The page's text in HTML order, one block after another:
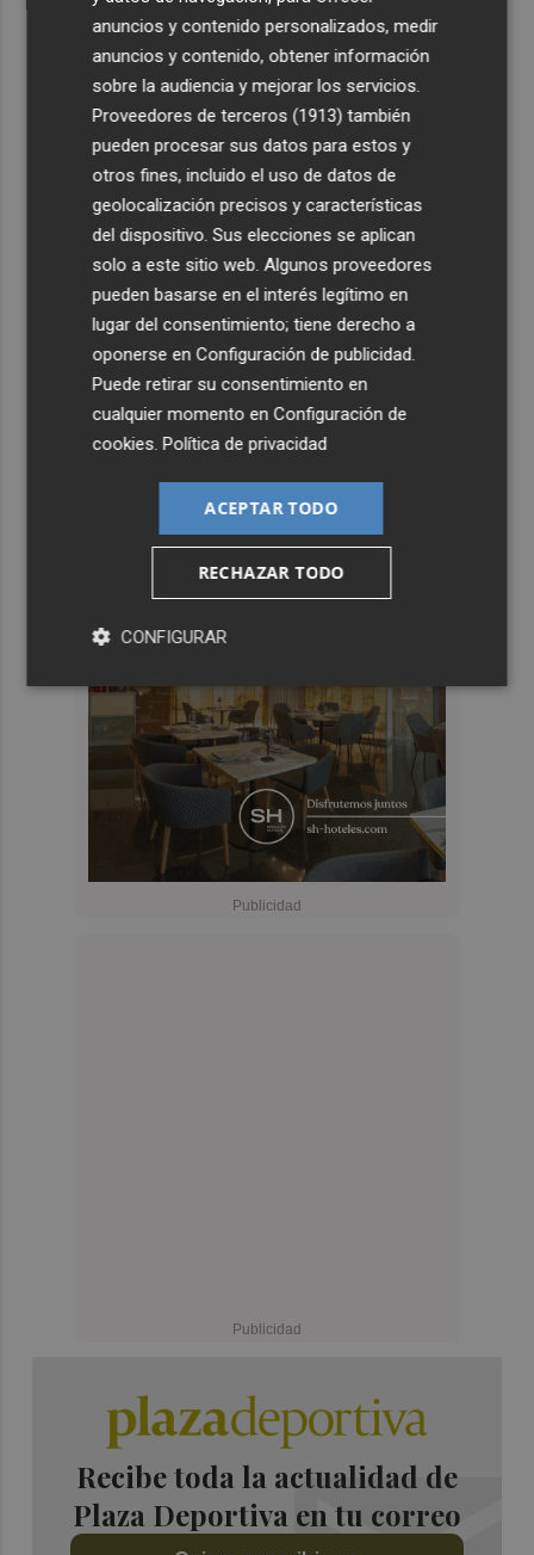
Recibe toda la actualidad de
Plaza Deportiva en tu correo
anuncios y contenido personalizados, medir
anuncios y contenido, obtener información
sobre la audiencia y mejorar los servicios.
Proveedores de terceros (1913) también
pueden procesar sus datos para estos y
otros fines, incluido el uso de datos de
geolocalización precisos y características
del dispositivo. Sus elecciones se aplican
solo a este sitio web. Algunos proveedores
pueden basarse en el interés legítimo en
lugar del consentimiento; tiene derecho a
oponerse enConfiguración de publicidad
Puede retirar su consentimiento en
cualquier momento enConfiguración de
cookies .Política de privacidad
ACEPTAR TODO
RECHAZAR TODO
CONFIGURAR